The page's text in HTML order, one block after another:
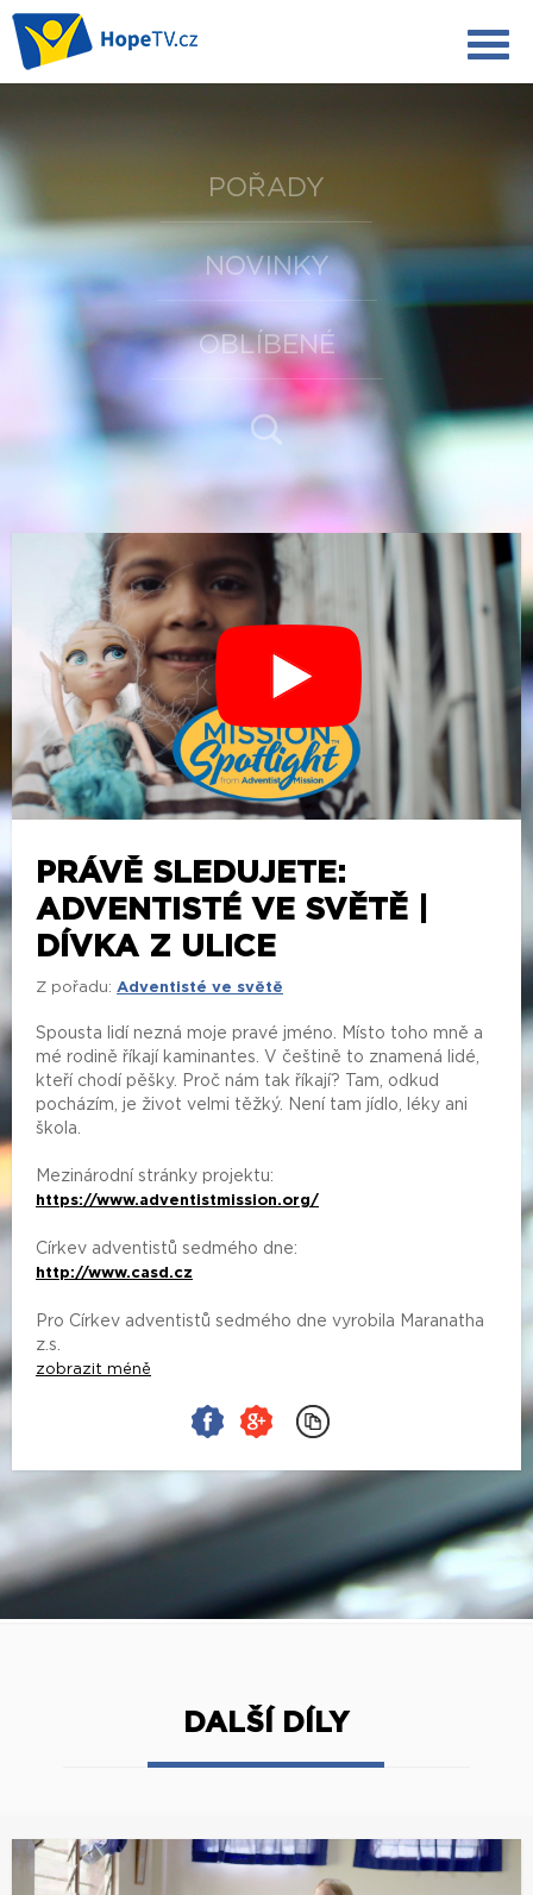
POŘADY
NOVINKY
OBLÍBENÉ
PRÁVĚ SLEDUJETE:
ADVENTISTÉ VE SVĚTĚ |
DÍVKA Z ULICE
Z pořadu: Adventisté ve světě
Spousta lidí nezná moje pravé jméno. Místo toho mně a
mé rodině říkají kaminantes. V češtině to znamená lidé,
kteří chodí pěšky. Proč nám tak říkají? Tam, odkud
pocházím, je život velmi těžký. Není tam jídlo, léky ani
škola.
Mezinárodní stránky projektu:
https://www.adventistmission.org/
Církev adventistů sedmého dne:
http://www.casd.cz
Pro Církev adventistů sedmého dne vyrobila Maranatha
z.s.
zobrazit méně
DALŠÍ DÍLY